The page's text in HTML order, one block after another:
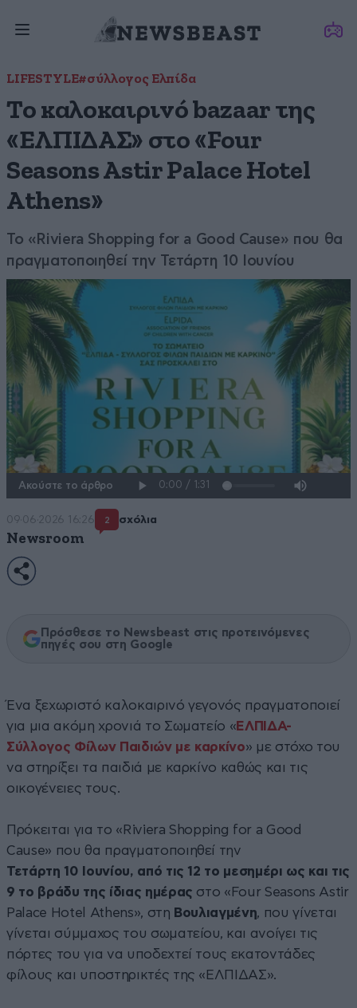
LIFESTYLE#σύλλογος Ελπίδα
Το καλοκαιρινό bazaar της
«ΕΛΠΙΔΑΣ» στο «Four
Seasons Astir Palace Hotel
Athens»
Το «Riviera Shopping for a Good Cause» που θα
πραγματοποιηθεί την Τετάρτη 10 Ιουνίου
Ακούστε το άρθρο
09·06·2026 16:26 2 σχόλια
Newsroom
Πρόσθεσε το Newsbeast στις προτεινόμενες
πηγές σου στη Google
Ένα ξεχωριστό καλοκαιρινό γεγονός πραγματοποιεί
για μια ακόμη χρονιά το Σωματείο «ΕΛΠΙΔΑ-
Σύλλογος Φίλων Παιδιών με καρκίνο» με στόχο του
να στηρίξει τα παιδιά με καρκίνο καθώς και τις
οικογένειες τους.
Πρόκειται για το «Riviera Shopping for a Good
Cause» που θα πραγματοποιηθεί την
Τετάρτη 10 Ιουνίου, από τις 12 το μεσημέρι ως και τις
9 το βράδυ της ίδιας ημέρας στο «Four Seasons Astir
Palace Hotel Athens», στη Βουλιαγμένη, που γίνεται
γίνεται σύμμαχος του σωματείου, και ανοίγει τις
πόρτες του για να υποδεχτεί τους εκατοντάδες
φίλους και υποστηρικτές της «ΕΛΠΙΔΑΣ».